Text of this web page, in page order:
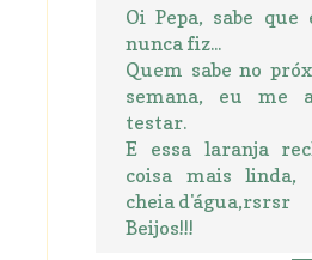
Oi Pepa, sabe que
nunca fiz...
Quem sabe no
semana, eu me
testar.
E essa laranja
coisa mais linda,
cheia d'água,rsrsr
Beijos!!!